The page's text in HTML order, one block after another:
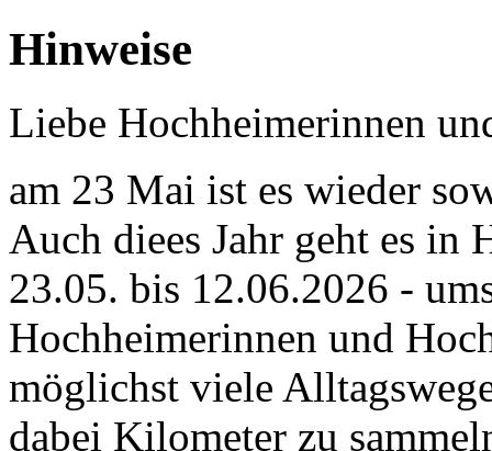
Hinweise
Liebe Hochheimerinnen
am 23 Mai ist es wieder
Auch diees Jahr geht es in
23.05. bis 12.06.2026 -
Hochheimerinnen und
möglichst viele
dabei Kilometer zu